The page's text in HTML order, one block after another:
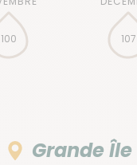
100 107
Grande Île